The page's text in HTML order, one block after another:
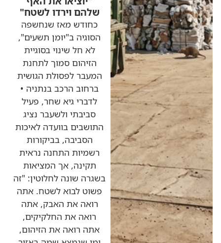
שלהם וירדו לשטח"
כחודש מאז שנחשפה
הסוגיה ב"יומן תשעים",
לא חל שינוי בסוגיית
הזיהום סמוך לתחנת
המעבר לפסולת הגושית
ברחוב הרכב בנתניה •
לדברי גיא שחר, פעיל
סביבתי ולשעבר נציג
התושבים בוועדה לאיכות
הסביבה, בביקורות
רשמיות התחנה נראית
תקינה, אך המציאות
בשגרה שונה לחלוטין: "זה
פשוט לבוא לשטח. אתה
רואה את האבק, אתה
רואה את החלקיקים,
אתה רואה את הזיהום,